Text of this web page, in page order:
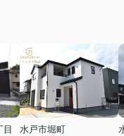
目
水戸市堀町